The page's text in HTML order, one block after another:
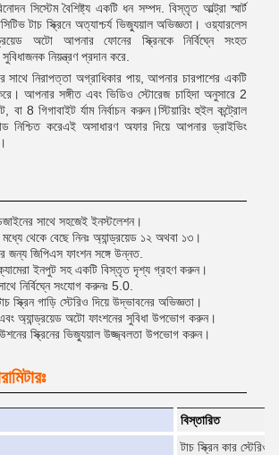
সিস্টেম বৈশিষ্ট্য একটি ধন সম্পদ. বিস্তৃত আল্ট্রা স্মার্ট
টাচ স্ক্রিনে অত্যাশ্চর্য ভিজ্যুয়াল অভিজ্ঞতা। ওয়্যারলেস
অটো আপনার ফোনের স্ক্রিনকে নির্বিঘ্নে সংহত
নিয়ন্ত্রণ প্রদান করে.
সাথে নিরাপত্তা অগ্রাধিকার পায়, আপনার চারপাশের একটি
আপনার সঙ্গীত এবং ভিডিও স্টোরেজ চাহিদা অনুসারে 2
বা 8 গিগাবাইট র্যাম নির্বাচন করুন।স্টিয়ারিং হুইল কন্ট্রোল
নিশ্চিত করেএই অসাধারণ অফার দিয়ে আপনার ড্রাইভিং
সাথে সহজেই ইনস্টলেশন।
থেকে বেছে নিনঃ অ্যান্ড্রয়েড ১২ অথবা ১৩।
জন্য জিপিএস ফাংশন সঙ্গে উন্নত.
ক্যামেরা ইনপুট সহ একটি বিস্তৃত দৃশ্য গ্রহণ করুন।
নির্বিঘ্নে সংযোগ করুনঃ 5.0.
স্ক্রিন গাড়ি স্টেরিও দিয়ে উদ্ভাবনের অভিজ্ঞতা।
অ্যান্ড্রয়েড অটো ফাংশনের সুবিধা উপভোগ করুন।
স্ক্রিনের ভিজ্যুয়াল উজ্জ্বলতা উপভোগ করুন।
বিস্তারিত
টাচ স্ক্রিন কার স্টেরিও